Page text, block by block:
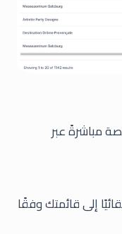
مباشرةً عبر
إلى قائمتك وفقًا